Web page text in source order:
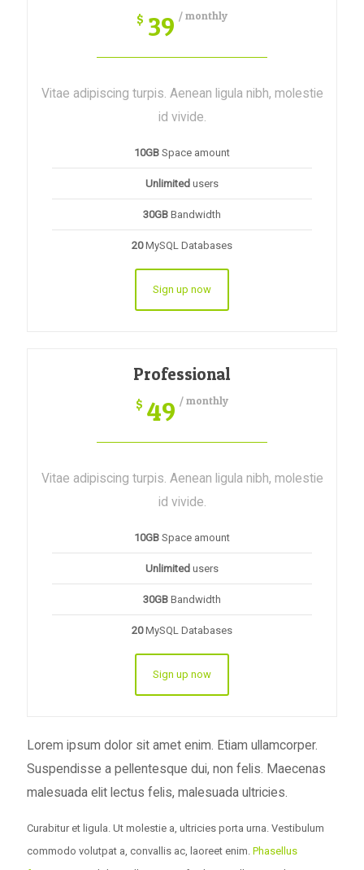
$ 39 / monthly
Vitae adipiscing turpis. Aenean ligula nibh, molestie
id vivide.
10GB Space amount
Unlimited users
30GB Bandwidth
20MySQL Databases
Sign up now
Professional
$ 49 / monthly
Vitae adipiscing turpis. Aenean ligula nibh, molestie
id vivide.
10GB Space amount
Unlimited users
30GB Bandwidth
20MySQL Databases
Sign up now
Lorem ipsum dolor sit amet enim. Etiam ullamcorper.
Suspendisse a pellentesque dui, non felis. Maecenas
malesuada elit lectus felis, malesuada ultricies.
Curabitur et ligula. Ut molestie a, ultricies porta urna. Vestibulum
commodo volutpat a, convallis ac, laoreet enim. Phasellus